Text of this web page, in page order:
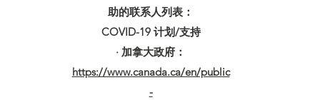
助的联系人列表：
COVID-19 计划/支持
· 加拿大政府：
https://www.canada.ca/en/public
-